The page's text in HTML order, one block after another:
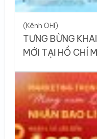
(Kênh OHI)
TƯNG BỪNG
MỚI TẠI HỒ CHÍ